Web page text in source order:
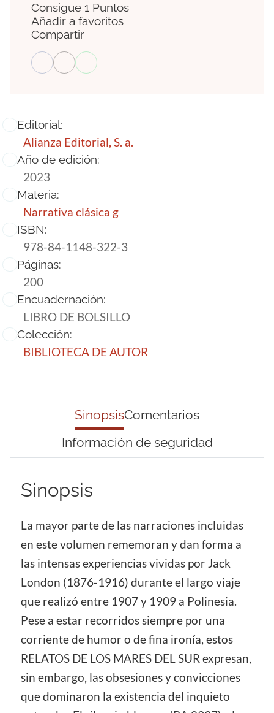
Editorial:
Alianza Editorial, S. a.
Año de edición:
2023
Materia:
Narrativa clásica g
ISBN:
978-84-1148-322-3
Páginas:
200
Encuadernación:
LIBRO DE BOLSILLO
Colección:
BIBLIOTECA DE AUTOR
Consigue 1 Puntos
Añadir a favoritos
Compartir
SinopsisComentarios
Información de seguridad
Sinopsis
La mayor parte de las narraciones incluidas
en este volumen rememoran y dan forma a
las intensas experiencias vividas por Jack
London (1876-1916) durante el largo viaje
que realizó entre 1907 y 1909 a Polinesia.
Pese a estar recorridos siempre por una
corriente de humor o de fina ironía, estos
RELATOS DE LOS MARES DEL SUR expresan,
sin embargo, las obsesiones y convicciones
que dominaron la existencia del inquieto